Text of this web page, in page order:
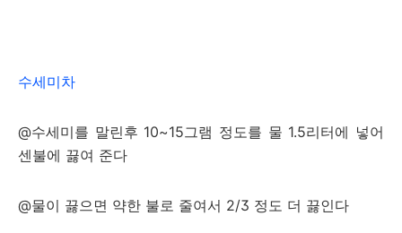
수세미차
@수세미를 말린후 10~15그램 정도를 물 1.5리터에 넣어
센불에 끓여 준다
@물이 끓으면 약한 불로 줄여서 2/3 정도 더 끓인다